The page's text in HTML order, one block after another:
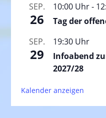
SEP.
26
10:00 Uhr-
Tag der
SEP.
29
19:30 Uhr
Infoabend
2027/28
Kalender anzeigen